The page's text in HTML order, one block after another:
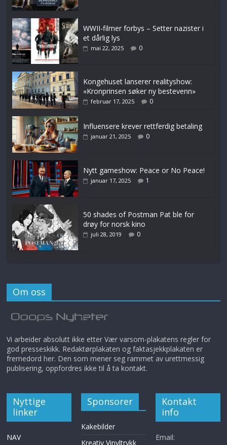
WWII-filmer forbys – Setter nazister i
et dårlig lys
mai 22, 2025 0
Kongehuset lanserer realityshow:
«Kronprinsen søker ny bestevenn»
februar 17, 2025 0
Influensere krever rettferdig betaling
januar 21, 2025 0
Nytt gameshow: Peace or No Peace!
januar 17, 2025 1
50 shades of Postman Pat ble for
drøy for norsk kino
juli 28, 2019 0
Om oss
Vi arbeider absolutt ikke etter Vær varsom-plakatens regler for
god presseskikk. Redaktørplakaten og faktasjekkplakaten er
fremedord her. Den som mener seg rammet av urettmessig
publisering, oppfordres ikke til å ta kontakt.
Nyttige
linker
NAV
Sponsorer
Kakebilder
Kreativ Vinyltrykk
Kontakt
info
Email: